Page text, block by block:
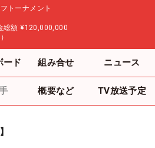
トーナメント
総額 ¥120,000,000
ード 組み合せ ニュース
概要など TV放送予定